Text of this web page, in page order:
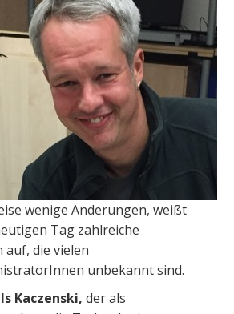
wenige Änderungen, weißt
Tag zahlreiche
die vielen
unbekannt sind.
Kaczenski, der als